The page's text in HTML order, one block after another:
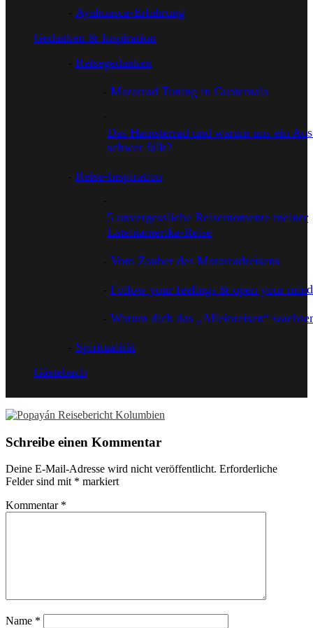
Ayahuasca-Erfahrung
Gedanken & Inspiration
Reisegedanken
Motorrad Tuning in Guatemala
Das Hamsterrad und warum uns ein
schwer fällt?
Reise-Inspiration
5 unvergessliche Reisemomente meiner
Lateinamerika-Reise
Vom Zauber des Motorradreisens
Follow your feelings & open your
Warum dich das „Alleinreisen“
Spiritualität
Gästebuch
Schreibe einen Kommentar
Deine E-Mail-Adresse wird nicht veröffentlicht. Erforderliche
Felder sind mit * markiert
Kommentar *
Name *